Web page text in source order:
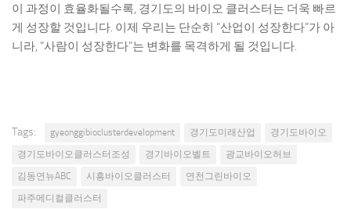
이 과정이 효율화될수록, 경기도의 바이오 클러스터는 더욱 빠르
게 성장할 것입니다. 이제 우리는 단순히 “산업이 성장한다”가 아
니라, “사람이 성장한다”는 변화를 목격하게 될 것입니다.
Tags: gyeonggibioclusterdevelopment 경기도미래산업
경기도바이오
경기도바이오클러스터조성
경기바이오벨트
광교바이오허브
김동연뉴ABC
시흥바이오클러스터
연천그린바이오
파주메디컬클러스터